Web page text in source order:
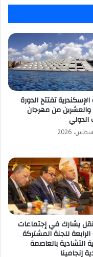
تفتتح الدورة
والعشرين من مهرجان
يشارك في إجتماعات
الرابعة للجنة المشتركة
التشادية بالعاصمة
إنجامينا